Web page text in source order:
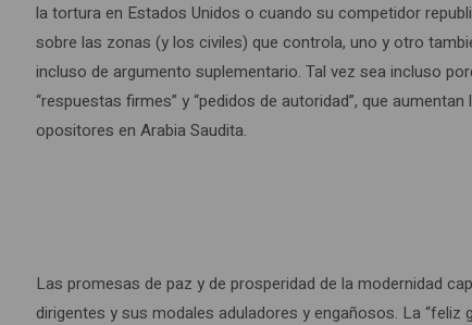
la tortura en Estados Unidos o cuando su competidor
sobre las zonas (y los civiles) que controla, uno y otro
incluso de argumento suplementario. Tal vez sea incluso
“respuestas firmes” y “pedidos de autoridad”, que
opositores en Arabia Saudita.
Las promesas de paz y de prosperidad de la modernidad
dirigentes y sus modales aduladores y engañosos. La